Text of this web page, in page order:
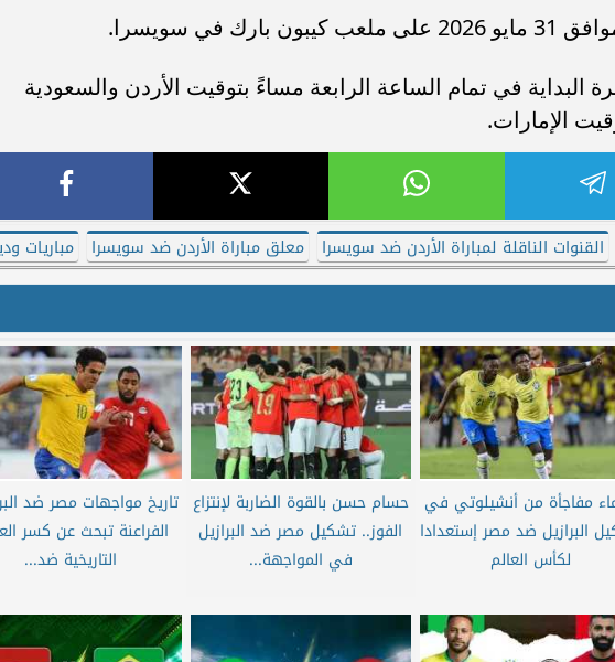
في سويسرا.
في تمام الساعة الرابعة مساءً بتوقيت الأردن والسعودية
الإمارات.
القنوات الناقلة لمباراة الأردن ضد سويسرا معلق مباراة الأردن ضد سويسرا مباريات
مفاجأة من أنشيلوتي في
البرازيل ضد مصر إستعدادا
لكأس العالم
حسام حسن بالقوة الضاربة لإنتزاع
الفوز.. تشكيل مصر ضد البرازيل
في المواجهة...
تاريخ مواجهات مصر ضد
الفراعنة تبحث عن كسر
التاريخية ضد...